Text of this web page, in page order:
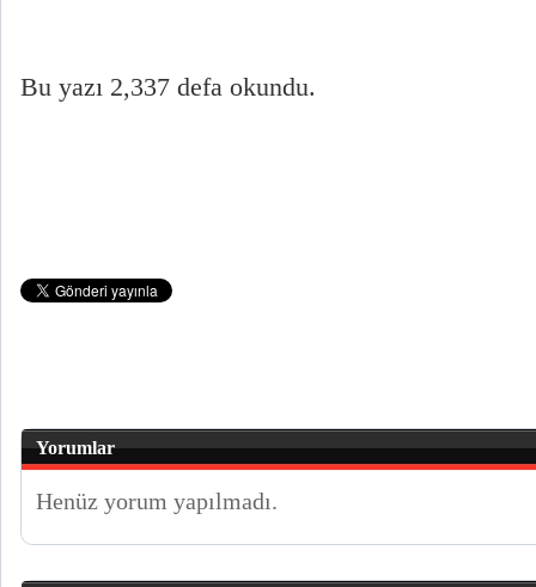
Bu yazı 2,337 defa okundu.
Yorumlar
Henüz yorum yapılmadı.